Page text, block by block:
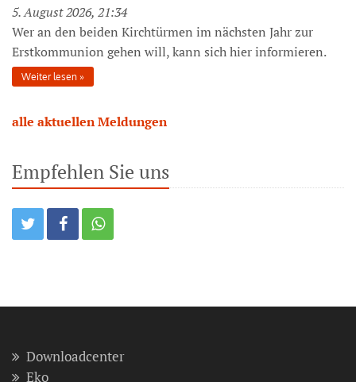
5. August 2026, 21:34
Wer an den beiden Kirchtürmen im nächsten Jahr zur
Erstkommunion gehen will, kann sich hier informieren.
Weiter lesen
alle aktuellen Meldungen
Empfehlen Sie uns
Downloadcenter
Eko